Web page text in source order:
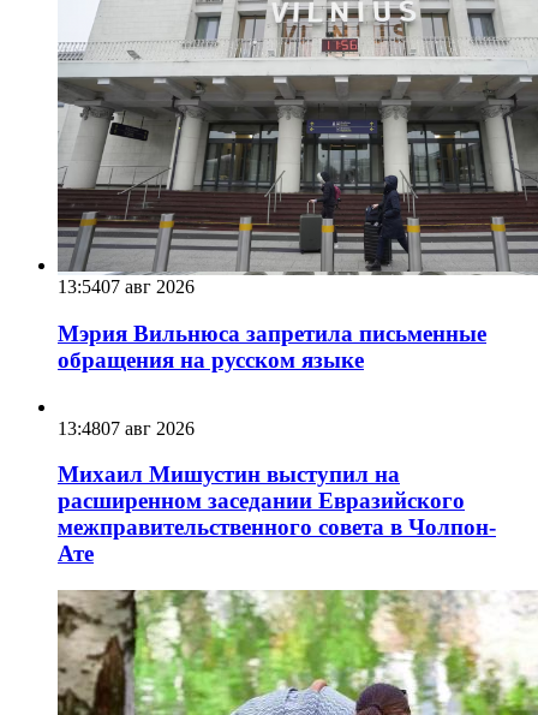
13:5407 авг 2026
Мэрия Вильнюса запретила письменные
обращения на русском языке
13:4807 авг 2026
Михаил Мишустин выступил на
расширенном заседании Евразийского
межправительственного совета в Чолпон-
Ате